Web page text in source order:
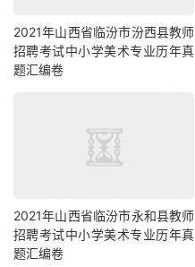
2021年山西省临汾市汾西县教师
招聘考试中小学美术专业历年真
题汇编卷
2021年山西省临汾市永和县教师
招聘考试中小学美术专业历年真
题汇编卷